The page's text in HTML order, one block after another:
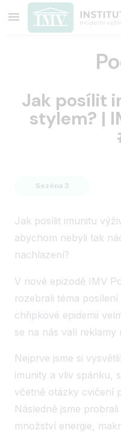
Jak posílit
stylem? |
Sezóna 3
Jak posílit imunitu
abychom nebyli tak
nachlazení?
V nové epizodě IMV
rozebrali téma
chřipkové epidemii
se na nás valí reklamy
Nejprve jsme si
imunity a vliv spánku,
včetně otázky cvičení
Následně jsme
množství energie,